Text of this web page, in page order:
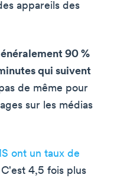
appareils des
90 %
qui suivent
de même pour
sur les médias
ont un taux de
C'est 4,5 fois plus